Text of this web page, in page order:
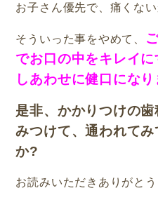
お子さん優先で、痛くない
そういった事をやめて、
でお口の中をキレイ
しあわせに健口にな
是非、かかりつけの
みつけて、通われて
か?
お読みいただきありがと